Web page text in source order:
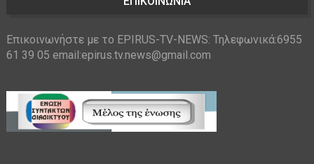
Επικοινωνήστε με το EPIRUS-TV-NEWS: Τηλεφωνικά:6955
61 39 05 email:epirus.tv.news@gmail.com